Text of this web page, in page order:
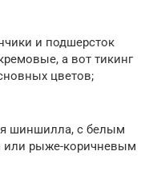
и подшерсток
а вот тикинг
цветов;
шиншилла, с белым
или рыже-коричневым